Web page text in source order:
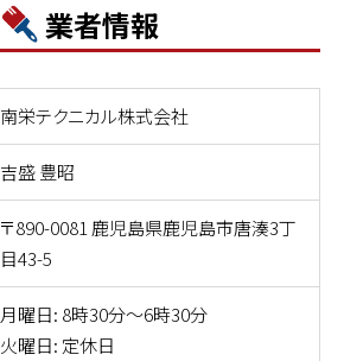
業者情報
南栄テクニカル株式会社
吉盛 豊昭
〒890-0081 鹿児島県鹿児島市唐湊3丁
目43-5
月曜日: 8時30分～6時30分
火曜日: 定休日